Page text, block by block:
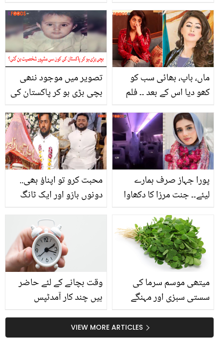
والوں کو منہ توڑ جواب
دیتے ہوئے کیا کہا؟
تصویر میں موجود ننھی
بچی بڑی ہو کر پاکستان کی
بن گئی؟ 40 فیصد لوگ
پہچاننے میں ناکام ہو
جائیں گے
ماں، باپ، بھائی سب کو
کھو دیا اس کے بعد ۔۔ فلم
کا بتاتے ہوئے رو پڑیں، ان
کے ساتھ ایسا کیا ہوا تھا؟
محبت کرو تو اپناؤ بھی..
دونوں بازو اور ایک ٹانگ
شادی! کالج لیکچرار نے نئی
مثال قائم کردی
پورا جہاز صرف ہمارے
لیئے۔۔ جنت مرزا کا دکھاوا
بھایا! کھری کھوٹی سنا دی
وقت بچانے کے لئے حاضر
ہیں چند کار آمدٹپس
میتھی موسم سرما کی
سستی سبزی اور مہنگے
VIEW MORE ARTICLES